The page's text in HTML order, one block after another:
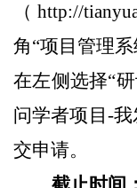
（http://
角“项目管理
在左侧选择“
问学者项目-
交申请。